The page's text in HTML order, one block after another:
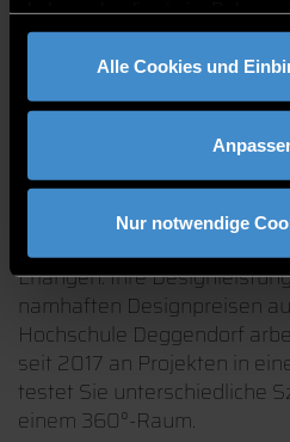
gesammelt haben.
Alle Cookies und
Nur notwendige
Seit 1997 arbeitet Susanne
hat in dieser Zeit
Unternehmen und
als Creative Director
ler AG auf der IAA
internationale
erarbeitet sie
ganzheitliche
Unternehmen wie Rittal,
Erlangen. Ihre
namhaften Designpreisen
Hochschule Deggendorf
seit 2017 an Projekten in
testet Sie unterschiedliche
einem 360°-Raum.